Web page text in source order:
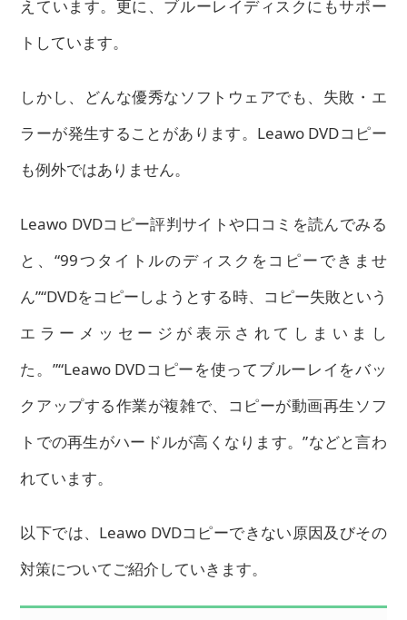
えています。更に、ブルーレイディスクにもサポー
トしています。
しかし、どんな優秀なソフトウェアでも、失敗・エ
ラーが発生することがあります。Leawo DVDコピー
も例外ではありません。
Leawo DVDコピー評判サイトや口コミを読んでみる
と、“99つタイトルのディスクをコピーできませ
ん”“DVDをコピーしようとする時、コピー失敗という
エラーメッセージが表示されてしまいまし
た。”“Leawo DVDコピーを使ってブルーレイをバッ
クアップする作業が複雑で、コピーが動画再生ソフ
トでの再生がハードルが高くなります。”などと言わ
れています。
以下では、Leawo DVDコピーできない原因及びその
対策についてご紹介していきます。